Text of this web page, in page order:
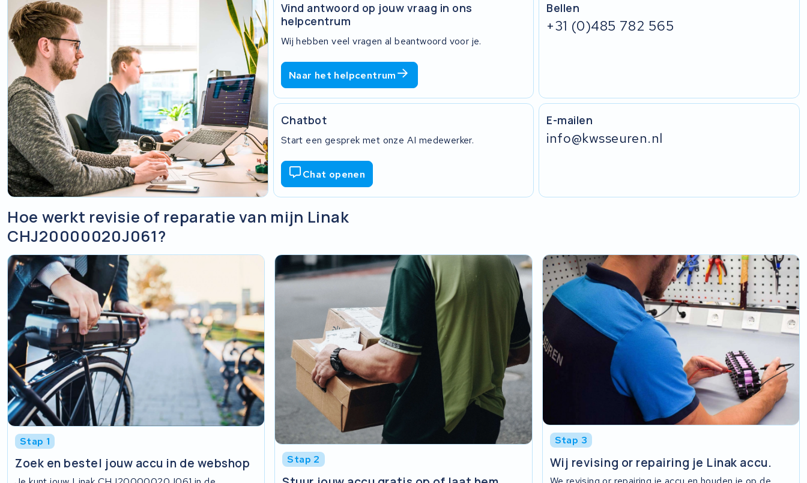
Vind antwoord op jouw vraag in ons
helpcentrum
Wij hebben veel vragen al beantwoord voor je.
Naar het helpcentrum
Bellen
+31 (0)485 782 565
E-mailen
info@kwsseuren.nl
Chatbot
Start een gesprek met onze AI medewerker.
Chat openen
Hoe werkt revisie of reparatie van mijn Linak
CHJ20000020J061?
Stap 1
Zoek en bestel jouw accu in de webshop Stap 2
Stap 3
Wij revising or repairing je Linak accu.